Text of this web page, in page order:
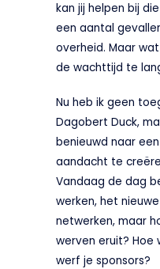
kan jij helpen bij
een aantal
overheid. Maar
de wachttijd te
Nu heb ik geen
Dagobert Duck,
benieuwd naar
aandacht te
Vandaag de dag
werken, het
netwerken, maar
werven eruit? Hoe
werf je sponsors?